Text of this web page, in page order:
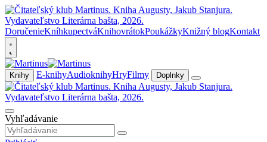
DoručenieKníhkupectváKnihovrátokPoukážkyKnižný blogKontakt
Knihy E-knihyAudioknihyHryFilmy Doplnky
Vyhľadávanie